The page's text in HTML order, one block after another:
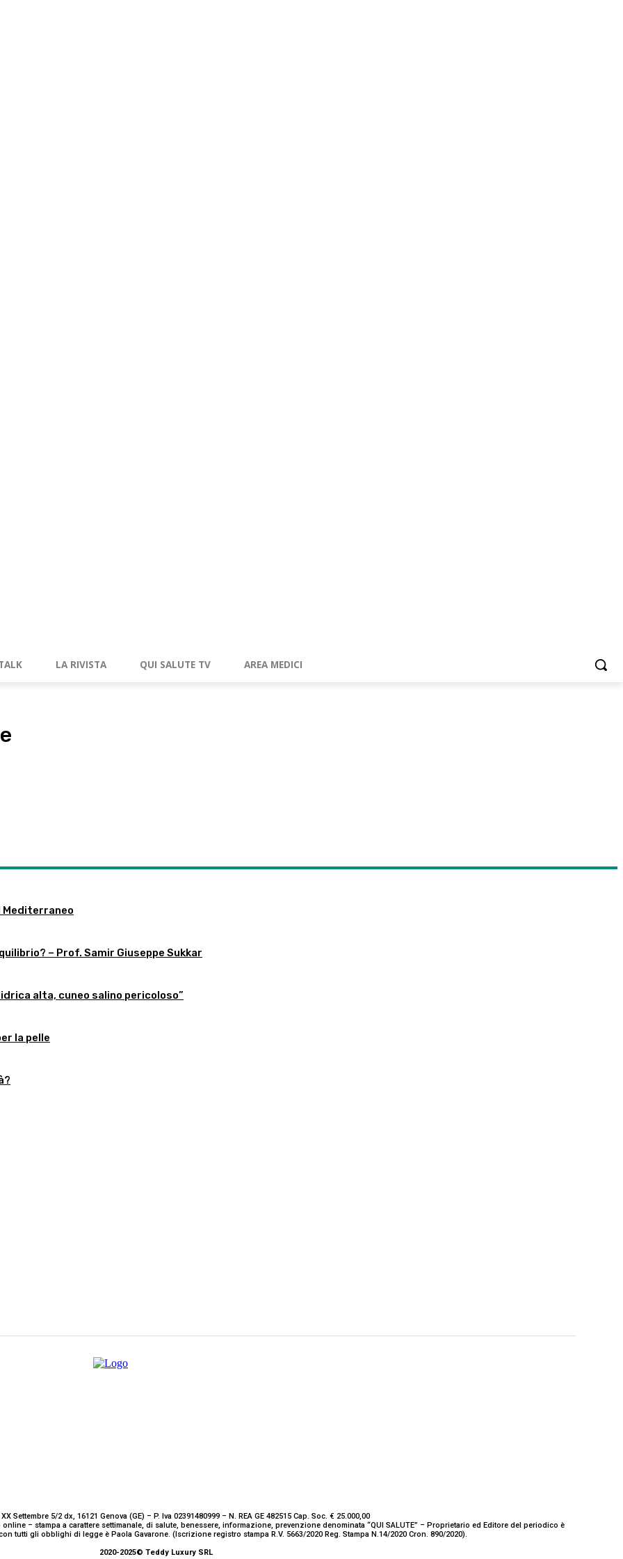
LA RIVISTA QUI SALUTE TV AREA MEDICI
Mediterraneo
– Prof. Samir Giuseppe Sukkar
alta, cuneo salino pericoloso”
la pelle
Settembre 5/2 dx, 16121 Genova (GE) – P. Iva 02391480999 – N. REA GE 482515 Cap. Soc. € 25.000,00
– stampa a carattere settimanale, di salute, benessere, informazione, prevenzione denominata “QUI SALUTE” – Proprietario ed Editore del periodico è
tutti gli obblighi di legge è Paola Gavarone. (Iscrizione registro stampa R.V. 5663/2020 Reg. Stampa N.14/2020 Cron. 890/2020).
2020-2025© Teddy Luxury SRL